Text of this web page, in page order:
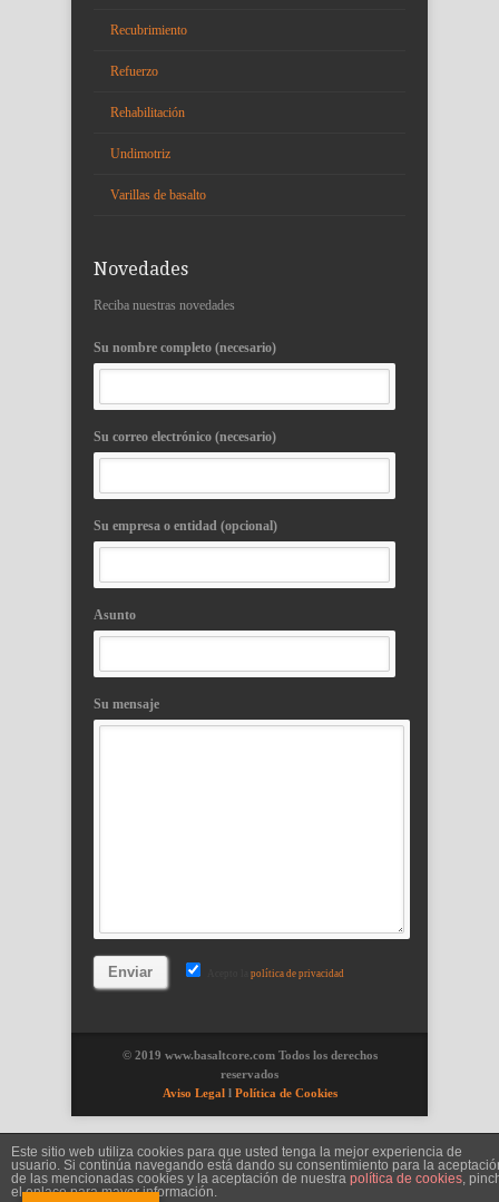
Recubrimiento
Refuerzo
Rehabilitación
Undimotriz
Varillas de basalto
Novedades
Reciba nuestras novedades
Su nombre completo (necesario)
Su correo electrónico (necesario)
Su empresa o entidad (opcional)
Asunto
Su mensaje
política de privacidad
© 2019 www.basaltcore.com Todos los derechos
reservados
Aviso Legal
Política de Cookies
Este sitio web utiliza cookies para que usted tenga la mejor experiencia de
usuario. Si continúa navegando está dando su consentimiento para la
de las mencionadas cookies y la aceptación de nuestra política de cookies,
el enlace para mayor información.